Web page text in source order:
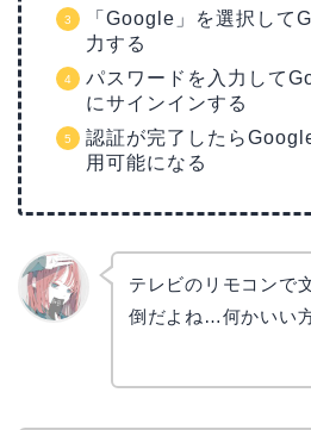
「Google」を選択して
力する
パスワードを入力して
にサインインする
認証が完了したら
用可能になる
テレビのリモコンで
倒だよね…何かいい